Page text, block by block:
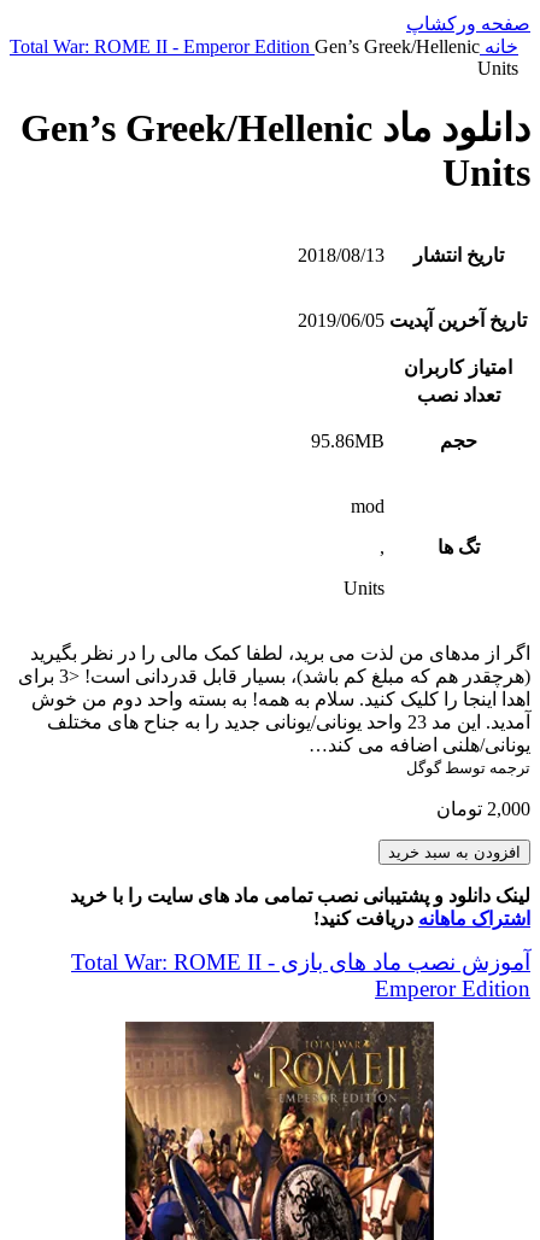
صفحه ورکشاپ
خانه
Total War: ROME II - Emperor Edition Gen’s Greek/Hellenic
Units
دانلود ماد Gen’s Greek/Hellenic
Units
تاریخ انتشار 2018/08/13
تاریخ آخرین آپدیت 2019/06/05
امتیاز کاربران
تعداد نصب
حجم 95.86MB
تگ ها
mod
,
Units
اگر از مدهای من لذت می برید، لطفا کمک مالی را در نظر بگیرید
(هرچقدر هم که مبلغ کم باشد)، بسیار قابل قدردانی است! <3 برای
اهدا اینجا را کلیک کنید. سلام به همه! به بسته واحد دوم من خوش
آمدید. این مد 23 واحد یونانی/یونانی جدید را به جناح های مختلف
یونانی/هلنی اضافه می کند…
ترجمه توسط گوگل
2,000 تومان
Gen's
Greek/Hellenic
Units
عدد
افزودن به سبد خرید
لینک دانلود و پشتیبانی نصب تمامی ماد های سایت را با خرید
اشتراک ماهانه دریافت کنید!
آموزش نصب ماد های بازی Total War: ROME II -
Emperor Edition